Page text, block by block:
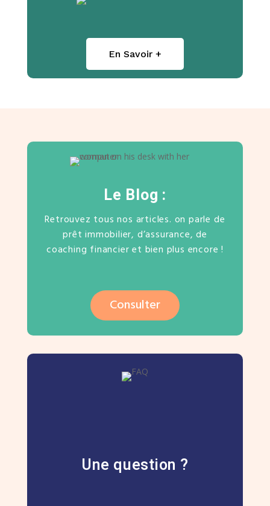
En Savoir +
Le Blog :
Retrouvez tous nos articles. on parle de
prêt immobilier, d’assurance, de
coaching financier et bien plus encore !
Consulter
Une question ?